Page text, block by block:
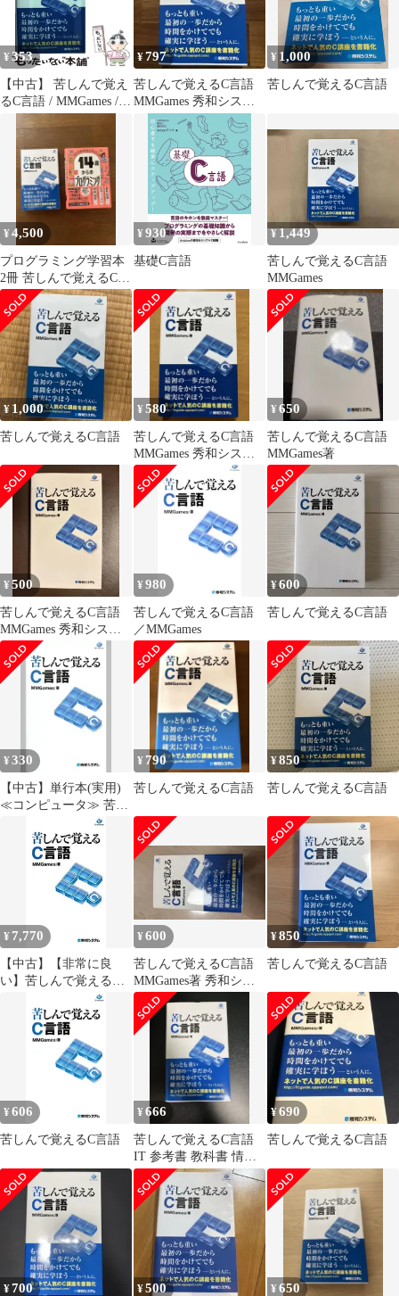
¥ 353
【中古】 苦しんで覚え
るC言語 / MMGames /
秀和システム
¥797
苦しんで覚えるC言語
MMGames 秀和システ
¥ 1,000
苦しんで覚えるC言語
¥4,500
プログラミング学習本
2冊 苦しんで覚えるC言
語 14歳からのプログラ
ミング
¥930
基礎C言語
¥1,449
苦しんで覚えるC言語
MMGames
¥ 1,000
苦しんで覚えるC言語
¥580
苦しんで覚えるC言語
MMGames 秀和システ
ム
¥650
苦しんで覚えるC言語
MMGames著
¥500
苦しんで覚えるC言語
MMGames 秀和システ
ム
¥980
苦しんで覚えるC言語
／MMGames
¥600
苦しんで覚えるC言語
¥330
【中古】単行本(実用)
≪コンピュータ≫ 苦し
んで覚えるC言語
¥ 790
苦しんで覚えるC言語
¥850
苦しんで覚えるC言語
¥ 7,770
【中古】【非常に良
い】苦しんで覚えるC
¥600
苦しんで覚えるC言語
MMGames著 秀和シス
テム
¥850
苦しんで覚えるC言語
¥606
苦しんで覚えるC言語
¥666
苦しんで覚えるC言語
IT 参考書 教科書 情報
資格 検定 プログラミン
グ
¥690
苦しんで覚えるC言語
¥700 ¥500 ¥650